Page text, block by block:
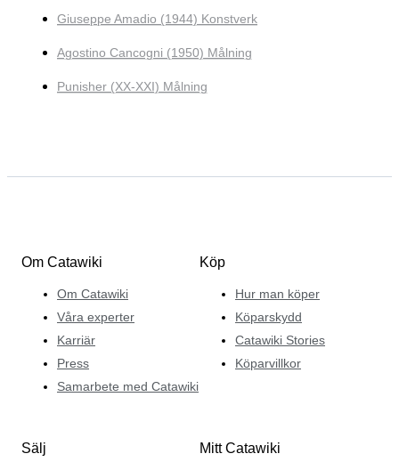
Giuseppe Amadio (1944) Konstverk
Agostino Cancogni (1950) Målning
Punisher (XX-XXI) Målning
Om Catawiki
Om Catawiki
Våra experter
Karriär
Press
Samarbete med Catawiki
Köp
Hur man köper
Köparskydd
Catawiki Stories
Köparvillkor
Sälj Mitt Catawiki